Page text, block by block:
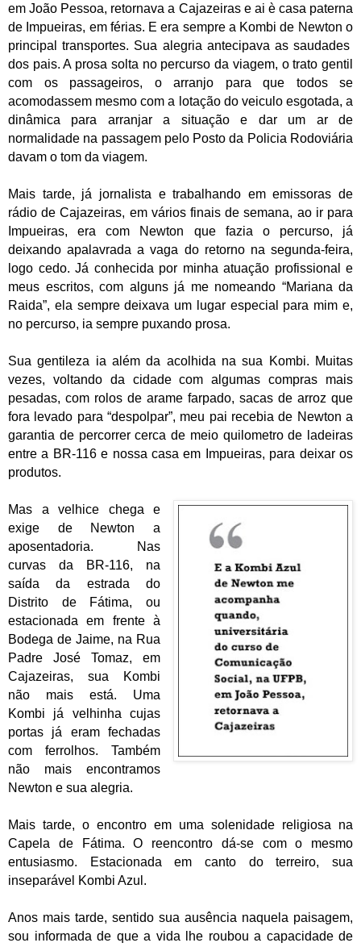
em João Pessoa, retornava a Cajazeiras e ai è casa paterna
de Impueiras, em férias. E era sempre a Kombi de Newton o
principal transportes. Sua alegria antecipava as saudades
dos pais. A prosa solta no percurso da viagem, o trato gentil
com os passageiros, o arranjo para que todos se
acomodassem mesmo com a lotação do veiculo esgotada, a
dinâmica para arranjar a situação e dar um ar de
normalidade na passagem pelo Posto da Policia Rodoviária
davam o tom da viagem.
Mais tarde, já jornalista e trabalhando em emissoras de
rádio de Cajazeiras, em vários finais de semana, ao ir para
Impueiras, era com Newton que fazia o percurso, já
deixando apalavrada a vaga do retorno na segunda-feira,
logo cedo. Já conhecida por minha atuação profissional e
meus escritos, com alguns já me nomeando “Mariana da
Raida”, ela sempre deixava um lugar especial para mim e,
no percurso, ia sempre puxando prosa.
Sua gentileza ia além da acolhida na sua Kombi. Muitas
vezes, voltando da cidade com algumas compras mais
pesadas, com rolos de arame farpado, sacas de arroz que
fora levado para “despolpar”, meu pai recebia de Newton a
garantia de percorrer cerca de meio quilometro de ladeiras
entre a BR-116 e nossa casa em Impueiras, para deixar os
produtos.
Mas a velhice chega e
exige de Newton a
aposentadoria. Nas
curvas da BR-116, na
saída da estrada do
Distrito de Fátima, ou
estacionada em frente à
Bodega de Jaime, na Rua
Padre José Tomaz, em
Cajazeiras, sua Kombi
não mais está. Uma
Kombi já velhinha cujas
portas já eram fechadas
com ferrolhos. Também
não mais encontramos
Newton e sua alegria.
Mais tarde, o encontro em uma solenidade religiosa na
Capela de Fátima. O reencontro dá-se com o mesmo
entusiasmo. Estacionada em canto do terreiro, sua
inseparável Kombi Azul.
Anos mais tarde, sentido sua ausência naquela paisagem,
sou informada de que a vida lhe roubou a capacidade de